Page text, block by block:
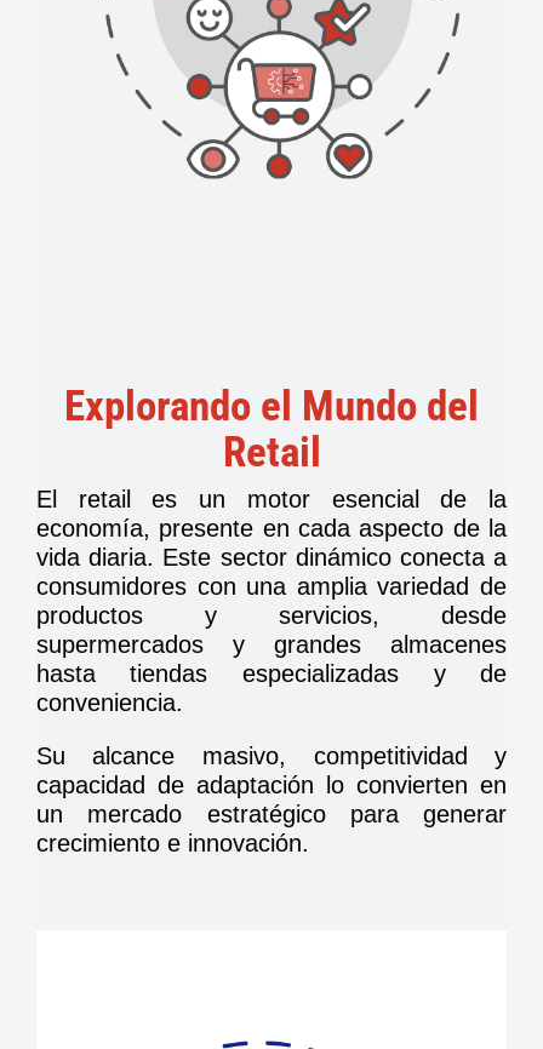
Explorando el Mundo del
Retail
El retail es un motor esencial de la
economía, presente en cada aspecto de la
vida diaria. Este sector dinámico conecta a
consumidores con una amplia variedad de
productos y servicios, desde
supermercados y grandes almacenes
hasta tiendas especializadas y de
conveniencia.
Su alcance masivo, competitividad y
capacidad de adaptación lo convierten en
un mercado estratégico para generar
crecimiento e innovación.